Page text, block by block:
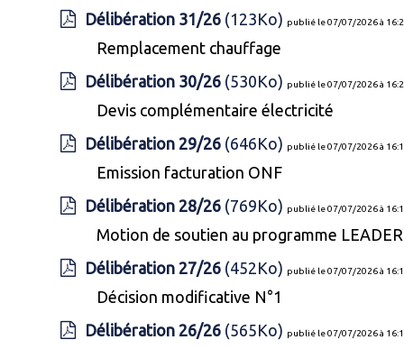
Délibération 31/26 (123Ko) publié le 07/07/2026 à
Remplacement chauffage
Délibération 30/26 (530Ko) publié le 07/07/2026 à
Devis complémentaire électricité
Délibération 29/26 (646Ko) publié le 07/07/2026 à
Emission facturation ONF
Délibération 28/26 (769Ko) publié le 07/07/2026 à
Motion de soutien au programme LEADER
Délibération 27/26 (452Ko) publié le 07/07/2026 à
Décision modificative N°1
Délibération 26/26 (565Ko) publié le 07/07/2026 à